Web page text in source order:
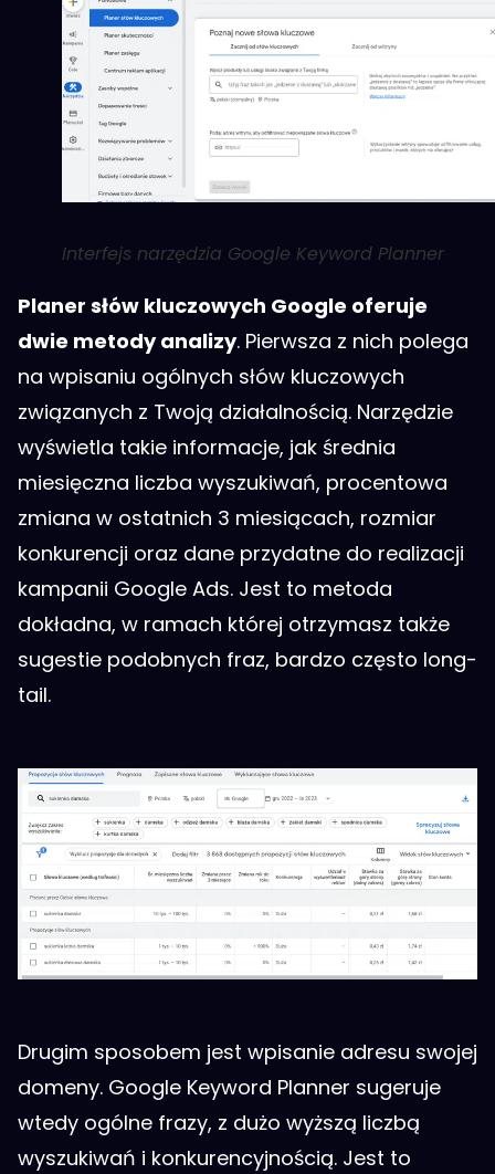
Interfejs narzędzia Google Keyword Planner
Planer słów kluczowych Google oferuje
dwie metody analizy. Pierwsza z nich polega
na wpisaniu ogólnych słów kluczowych
związanych z Twoją działalnością. Narzędzie
wyświetla takie informacje, jak średnia
miesięczna liczba wyszukiwań, procentowa
zmiana w ostatnich 3 miesiącach, rozmiar
konkurencji oraz dane przydatne do realizacji
kampanii Google Ads. Jest to metoda
dokładna, w ramach której otrzymasz także
sugestie podobnych fraz, bardzo często long-
tail.
Drugim sposobem jest wpisanie adresu swojej
domeny. Google Keyword Planner sugeruje
wtedy ogólne frazy, z dużo wyższą liczbą
wyszukiwań i konkurencyjnością. Jest to